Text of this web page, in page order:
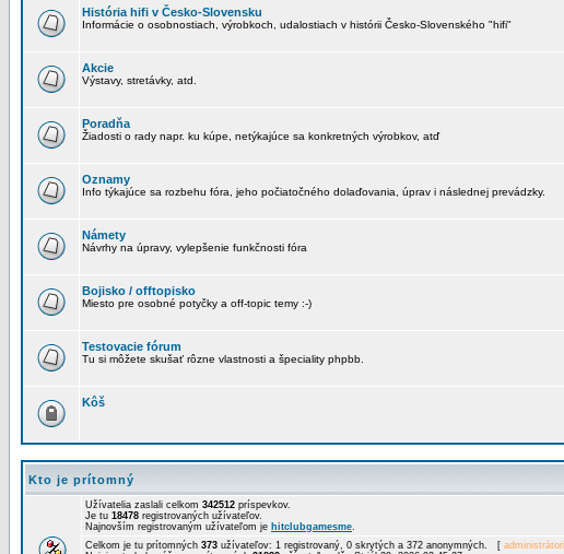
História hifi v Česko-Slovensku
Informácie o osobnostiach, výrobkoch, udalostiach v histórii Česko-Slovenského "hifi"
Akcie
Výstavy, stretávky, atd.
Poradňa
Žiadosti o rady napr. ku kúpe, netýkajúce sa konkretných výrobkov, atď
Oznamy
Info týkajúce sa rozbehu fóra, jeho počiatočného dolaďovania, úprav i následnej prevádzky.
Námety
Návrhy na úpravy, vylepšenie funkčnosti fóra
Bojisko / offtopisko
Miesto pre osobné potyčky a off-topic temy :-)
Testovacie fórum
Tu si môžete skušať rôzne vlastnosti a špeciality phpbb.
Kôš
Kto je prítomný
Užívatelia zaslali celkom 342512 príspevkov.
Je tu 18478 registrovaných užívateľov.
Najnovším registrovaným užívateľom je hitclubgamesme.
Celkom je tu prítomných 373 užívateľov: 1 registrovaný, 0 skrytých a 372 anonymných. [ administrátori